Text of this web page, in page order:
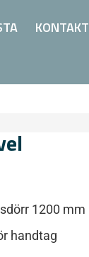
KONTAKT
1200 mm
handtag